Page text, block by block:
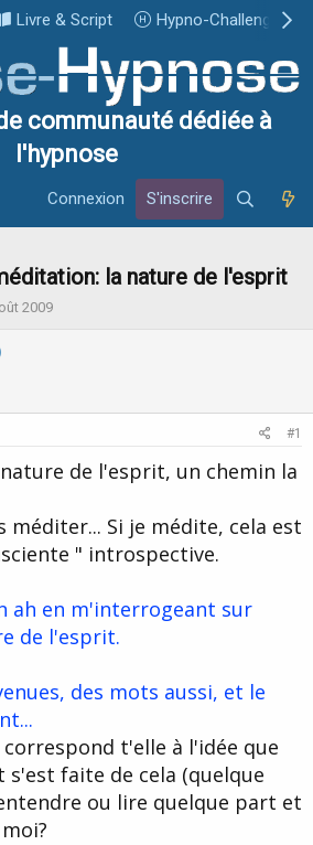
Livre & Script Hypno-Challenge
communauté dédiée à
l'hypnose
Connexion S'inscrire
la nature de l'esprit
2009
#1
de l'esprit, un chemin la
méditer... Si je médite, cela est
" introspective.
ah en m'interrogeant sur
de l'esprit.
des mots aussi, et le
t'elle à l'idée que
s'est faite de cela (quelque
ou lire quelque part et